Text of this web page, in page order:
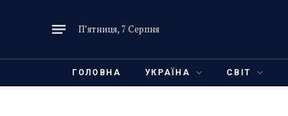
П’ятниця, 7 Серпня
ГОЛОВНА УКРАЇНА СВІТ